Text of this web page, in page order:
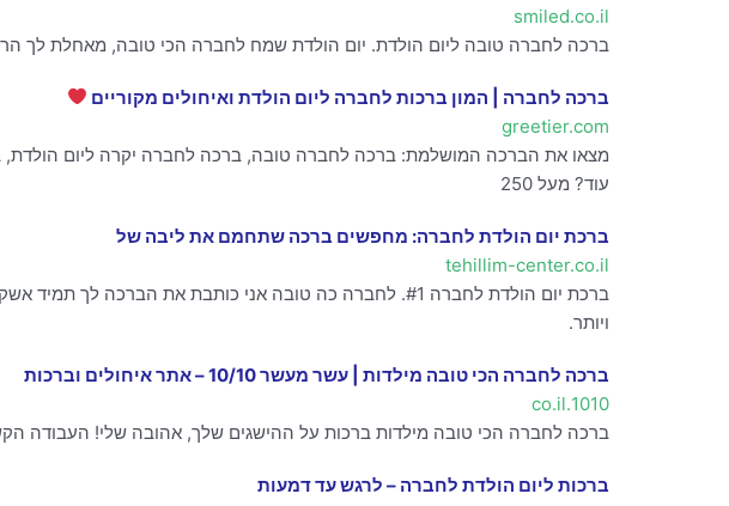
smiled.co.il
ברכה לחברה טובה ליום הולדת. יום הולדת שמח לחברה הכי טובה, מאחלת לך
ברכה לחברה | המון ברכות לחברה ליום הולדת ואיחולים מקוריים
greetier.com
מצאו את הברכה המושלמת: ברכה לחברה טובה, ברכה לחברה יקרה ליום הולדת,
עוד? מעל 250
ברכת יום הולדת לחברה: מחפשים ברכה שתחמם את ליבה של
tehillim-center.co.il
ברכת יום הולדת לחברה #1. לחברה כה טובה אני כותבת את
ויותר.
ברכה לחברה הכי טובה מילדות | עשר מעשר 10/10 – אתר איחולים וברכות
1010.co.il
ברכה לחברה הכי טובה מילדות ברכות על ההישגים שלך, אהובה שלי! העבודה
ברכות ליום הולדת לחברה – לרגש עד דמעות